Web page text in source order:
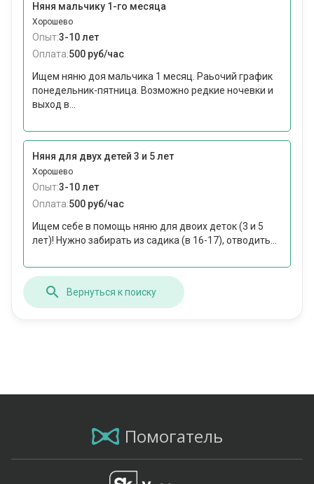
Няня мальчику 1-го месяца
Хорошево
Опыт:3-10 лет
Оплата:500 руб/час
Ищем няню доя мальчика 1 месяц. Раьочий график
понедельник-пятница. Возможно редкие ночевки и
выход в...
Няня для двух детей 3 и 5 лет
Хорошево
Опыт:3-10 лет
Оплата:500 руб/час
Ищем себе в помощь няню для двоих деток (3 и 5
лет)! Нужно забирать из садика (в 16-17), отводить...
Вернуться к поиску
Помогатель